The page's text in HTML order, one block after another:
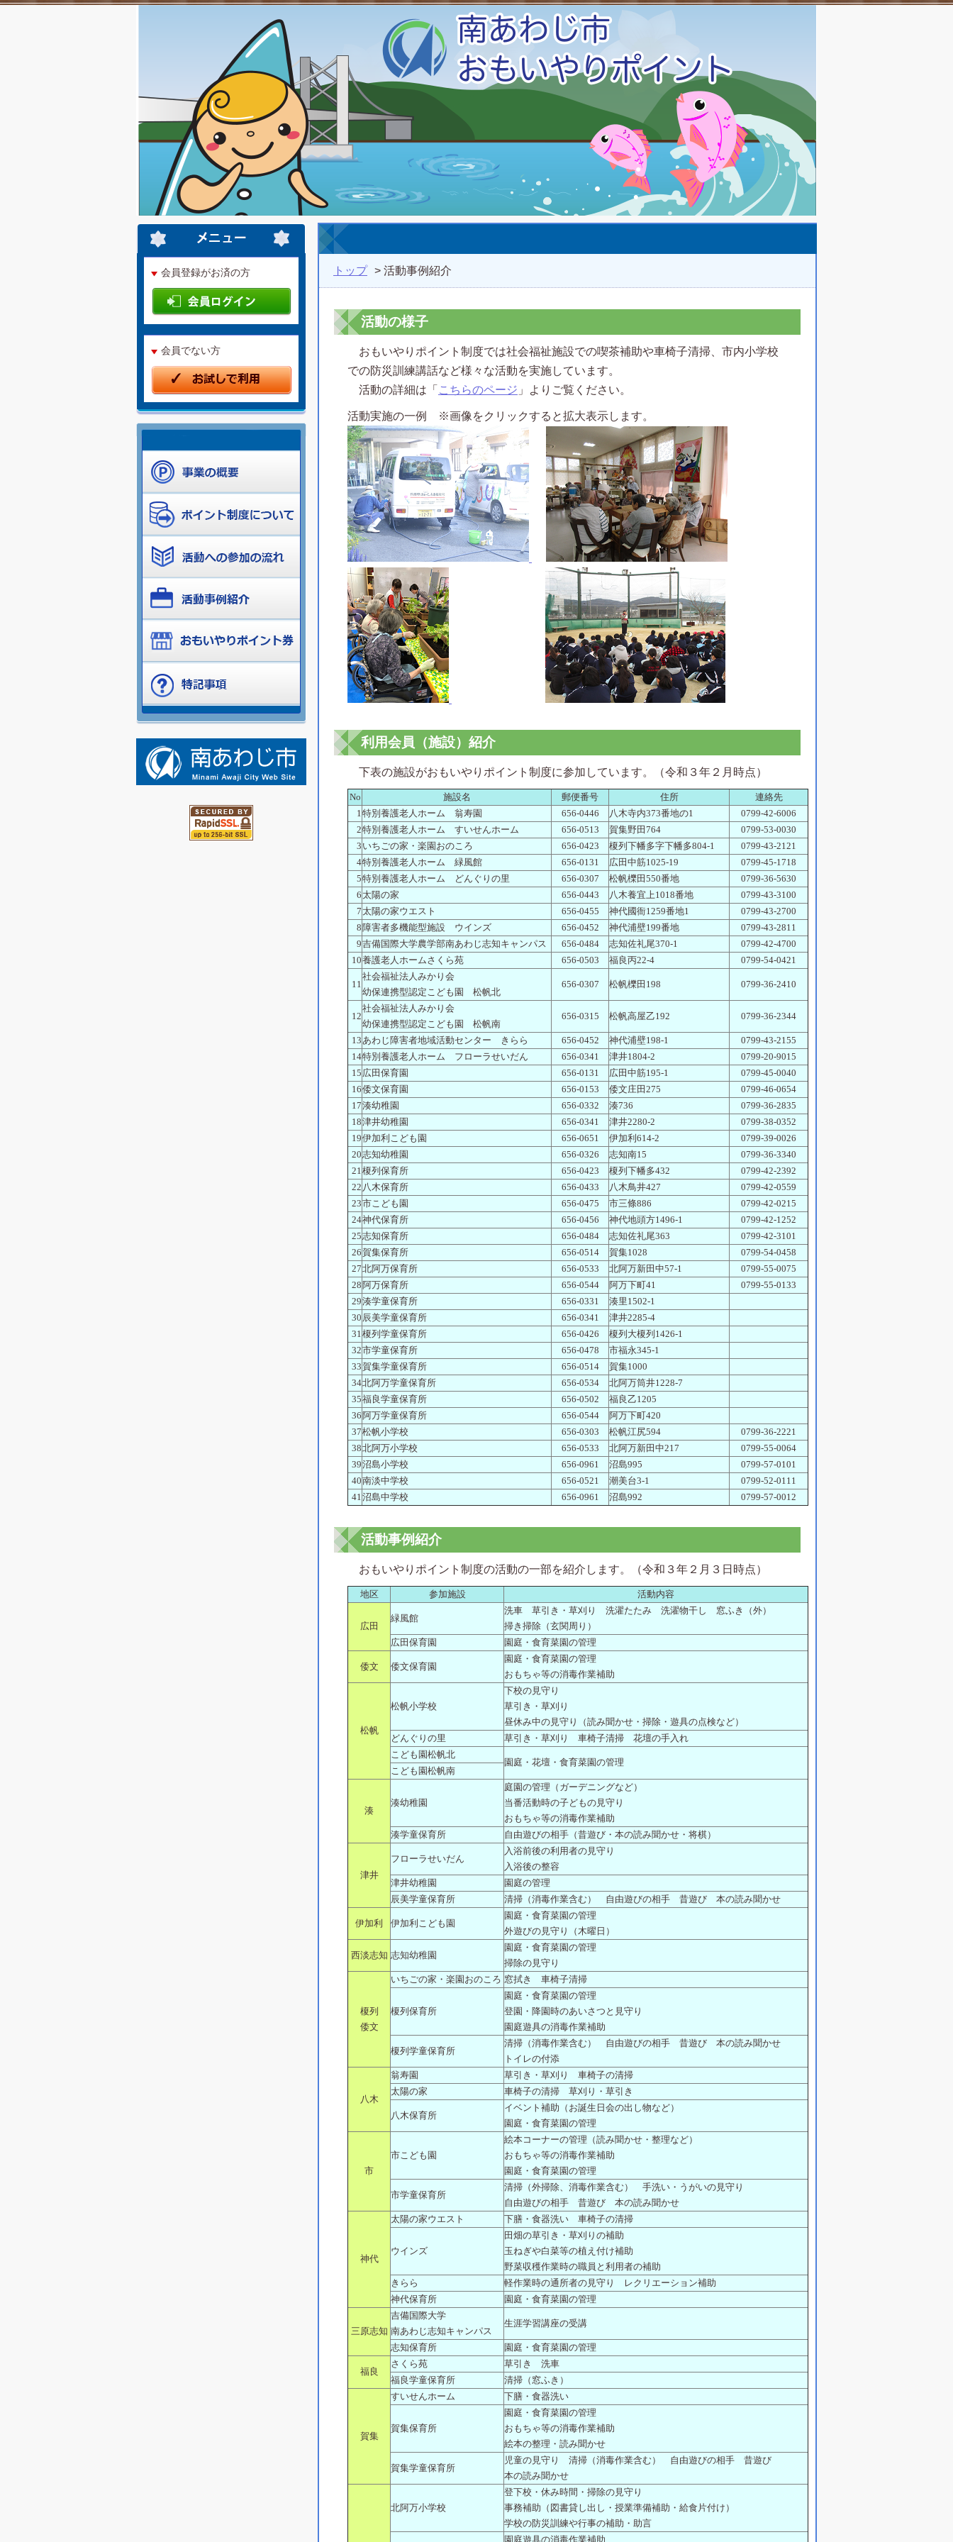
会員登録がお済の方
会員でない方
トップ > 活動事例紹介
活動の様子
おもいやりポイント制度では社会福祉施設での喫茶補助や車椅子清掃、市内小学校
での防災訓練講話など様々な活動を実施しています。
活動の詳細は「 こちらのページ 」よりご覧ください。
活動実施の一例 ※画像をクリックすると拡大表示します。
利用会員（施設）紹介
下表の施設がおもいやりポイント制度に参加しています。（令和３年２月時点）
No 施設名 郵便番号 住所
連絡先
1特別養護老人ホーム 翁寿園 656-0446 八木寺内373番地の1
0799-42-6006
2特別養護老人ホーム すいせんホーム 656-0513 賀集野田764
0799-53-0030
3 いちごの家・楽園おのころ 656-0423 榎列下幡多字下幡多804-1
0799-43-2121
4特別養護老人ホーム 緑風館 656-0131 広田中筋1025-19
0799-45-1718
5特別養護老人ホーム どんぐりの里 656-0307 松帆櫟田550番地
0799-36-5630
6太陽の家 656-0443 八木養宜上1018番地
0799-43-3100
7太陽の家ウエスト 656-0455 神代國衙1259番地1
0799-43-2700
8 障害者多機能型施設 ウインズ 656-0452 神代浦壁199番地
0799-43-2811
9吉備国際大学農学部南あわじ志知キャンパス 656-0484 志知佐礼尾370-1
0799-42-4700
10養護老人ホームさくら苑 656-0503 福良丙22-4 0799-54-0421
11
社会福祉法人みかり会
幼保連携型認定こども園 松帆北
656-0307 松帆櫟田198 0799-36-2410
12
社会福祉法人みかり会
幼保連携型認定こども園 松帆南
656-0315 松帆高屋乙192 0799-36-2344
13あわじ障害者地域活動センター きらら 656-0452 神代浦壁198-1
0799-43-2155
14特別養護老人ホーム フローラせいだん 656-0341 津井1804-2
0799-20-9015
15 広田保育園 656-0131 広田中筋195-1
0799-45-0040
16倭文保育園 656-0153 倭文庄田275
0799-46-0654
17湊幼稚園 656-0332 湊736
0799-36-2835
18津井幼稚園 656-0341 津井2280-2
0799-38-0352
19伊加利こども園 656-0651 伊加利614-2
0799-39-0026
20志知幼稚園 656-0326 志知南15
0799-36-3340
21榎列保育所 656-0423 榎列下幡多432
0799-42-2392
22 八木保育所 656-0433 八木鳥井427
0799-42-0559
23市こども園 656-0475 市三條886
0799-42-0215
24神代保育所 656-0456 神代地頭方1496-1
0799-42-1252
25志知保育所 656-0484 志知佐礼尾363
0799-42-3101
26賀集保育所 656-0514 賀集1028
0799-54-0458
27北阿万保育所 656-0533 北阿万新田中57-1
0799-55-0075
28 阿万保育所 656-0544 阿万下町41
0799-55-0133
29湊学童保育所 656-0331
湊里1502-1
30 辰美学童保育所 656-0341
津井2285-4
31榎列学童保育所 656-0426
榎列大榎列1426-1
32市学童保育所 656-0478
市福永345-1
33賀集学童保育所 656-0514
賀集1000
34北阿万学童保育所 656-0534
北阿万筒井1228-7
35福良学童保育所 656-0502
福良乙1205
36 阿万学童保育所 656-0544
阿万下町420
37松帆小学校 656-0303 松帆江尻594
0799-36-2221
38北阿万小学校 656-0533 北阿万新田中217
0799-55-0064
39沼島小学校 656-0961 沼島995
0799-57-0101
40南淡中学校 656-0521 潮美台3-1
0799-52-0111
41沼島中学校 656-0961 沼島992 0799-57-0012
活動事例紹介
おもいやりポイント制度の活動の一部を紹介します。（令和３年２月３日時点）
地区 参加施設 活動内容
広田
緑風館
洗車 草引き・草刈り 洗濯たたみ 洗濯物干し 窓ふき（外）
掃き掃除（玄関周り）
広田保育園
園庭・食育菜園の管理
倭文 倭文保育園
園庭・食育菜園の管理
おもちゃ等の消毒作業補助
松帆
松帆小学校
下校の見守り
草引き・草刈り
昼休み中の見守り（読み聞かせ・掃除・遊具の点検など）
どんぐりの里
草引き・草刈り 車椅子清掃 花壇の手入れ
こども園松帆北
園庭・花壇・食育菜園の管理
こども園松帆南
湊
湊幼稚園
庭園の管理（ガーデニングなど）
当番活動時の子どもの見守り
おもちゃ等の消毒作業補助
湊学童保育所
自由遊びの相手（昔遊び・本の読み聞かせ・将棋）
津井
フローラせいだん
入浴前後の利用者の見守り
入浴後の整容
津井幼稚園
園庭の管理
辰美学童保育所
清掃（消毒作業含む） 自由遊びの相手 昔遊び 本の読み聞かせ
伊加利 伊加利こども園
園庭・食育菜園の管理
外遊びの見守り（木曜日）
西淡志知 志知幼稚園
園庭・食育菜園の管理
掃除の見守り
榎列
倭文
いちごの家・楽園おのころ 窓拭き 車椅子清掃
榎列保育所
園庭・食育菜園の管理
登園・降園時のあいさつと見守り
園庭遊具の消毒作業補助
榎列学童保育所
清掃（消毒作業含む） 自由遊びの相手 昔遊び 本の読み聞かせ
トイレの付添
八木
翁寿園
草引き・草刈り 車椅子の清掃
太陽の家
車椅子の清掃 草刈り・草引き
八木保育所
イベント補助（お誕生日会の出し物など）
園庭・食育菜園の管理
市
市こども園
絵本コーナーの管理（読み聞かせ・整理など）
おもちゃ等の消毒作業補助
園庭・食育菜園の管理
市学童保育所
清掃（外掃除、消毒作業含む） 手洗い・うがいの見守り
自由遊びの相手 昔遊び 本の読み聞かせ
神代
太陽の家ウエスト 下膳・食器洗い 車椅子の清掃
ウインズ
田畑の草引き・草刈りの補助
玉ねぎや白菜等の植え付け補助
野菜収穫作業時の職員と利用者の補助
きらら
軽作業時の通所者の見守り レクリエーション補助
神代保育所
園庭・食育菜園の管理
三原志知
吉備国際大学
南あわじ志知キャンパス
生涯学習講座の受講
志知保育所 園庭・食育菜園の管理
福良
さくら苑
草引き 洗車
福良学童保育所
清掃（窓ふき）
賀集
すいせんホーム 下膳・食器洗い
賀集保育所
園庭・食育菜園の管理
おもちゃ等の消毒作業補助
絵本の整理・読み聞かせ
賀集学童保育所
児童の見守り 清掃（消毒作業含む） 自由遊びの相手 昔遊び
本の読み聞かせ
北阿万小学校
登下校・休み時間・掃除の見守り
事務補助（図書貸し出し・授業準備補助・給食片付け）
学校の防災訓練や行事の補助・助言
園庭遊具の消毒作業補助